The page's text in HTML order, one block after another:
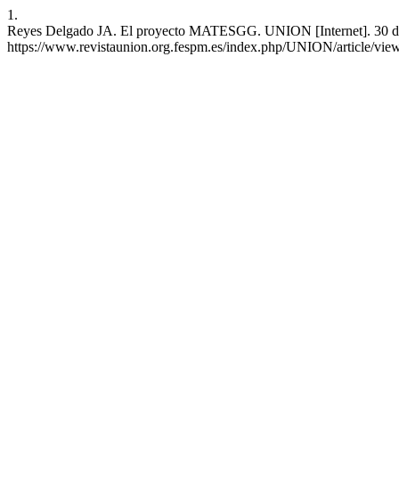
1.
Reyes Delgado JA. El proyecto MATESGG. UNION [Internet]. 30
https://www.revistaunion.org.fespm.es/index.php/UNION/article/